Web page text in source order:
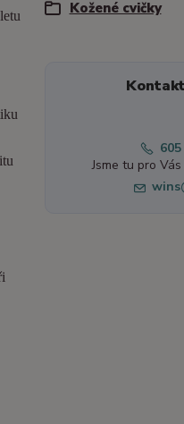
Kožené cvičky
Jsme tu pro